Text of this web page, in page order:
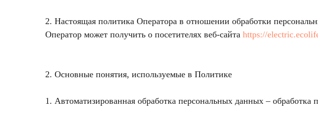
2. Настоящая политика Оператора в отношении обработки
Оператор может получить о посетителях веб-сайта https://
2. Основные понятия, используемые в Политике
1. Автоматизированная обработка персональных данных –